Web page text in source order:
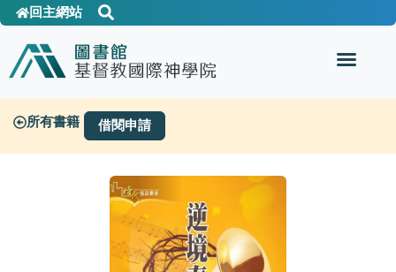
回主網站
所有書籍 借閱申請